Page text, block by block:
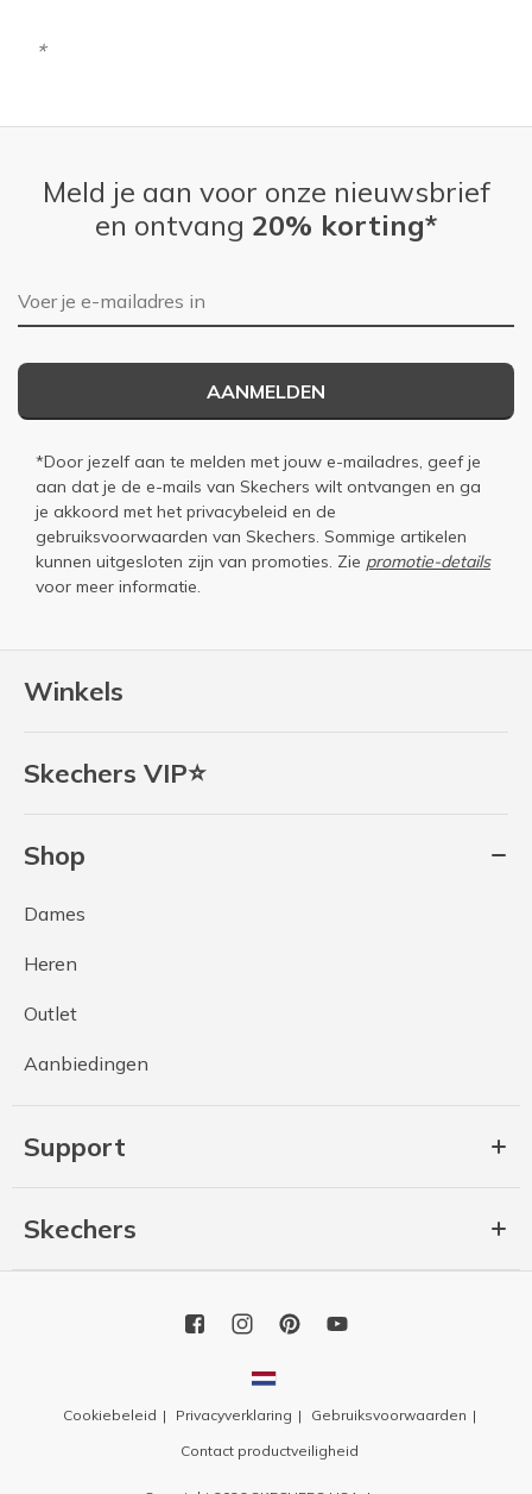
Winkels
Skechers VIP⭐
Shop
Dames
Heren
Outlet
Aanbiedingen
Support
Skechers
Meld je aan voor onze nieuwsbrief
en ontvang 20% korting*
E-mailadres
AANMELDEN
*Door jezelf aan te melden met jouw e-mailadres, geef je
aan dat je de e-mails van Skechers wilt ontvangen en ga
je akkoord met het privacybeleid en de
gebruiksvoorwaarden van Skechers. Sommige artikelen
kunnen uitgesloten zijn van promoties. Zie promotie-details
voor meer informatie.
Cookiebeleid Privacyverklaring
Gebruiksvoorwaarden
Contact productveiligheid